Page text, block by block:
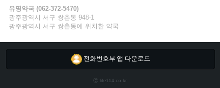
지
급
마
유명약국(062-372-5470)
광주광역시 서구 쌍촌동 948-1
광주광역시 서구 쌍촌동에 위치한 약국
전화번호부 앱 다운로드
ⓒ life114.co.kr